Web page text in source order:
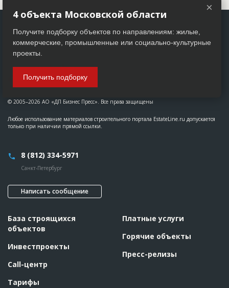
© 2005–2026 АО «ДП Бизнес Пресс». Все права защищены
Любое использование материалов строительного портала EstateLine.ru допускается
только при наличии прямой ссылки.
8 (812) 334-5971
Санкт-Петербург
Написать сообщение
База строящихся
объектов
Инвестпроекты
Call-центр
Тарифы
Платные услуги
Горячие объекты
Пресс-релизы
×
4 объекта Московской области
Получите подборку объектов по направлениям: жилые,
коммерческие, промышленные или социально-культурные
проекты.
Получить подборку